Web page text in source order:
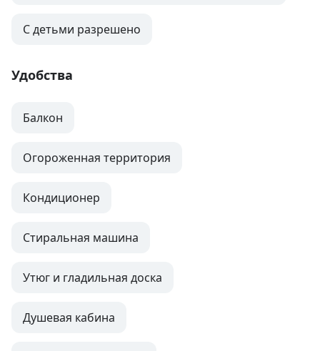
С детьми разрешено
Удобства
Балкон
Огороженная территория
Кондиционер
Стиральная машина
Утюг и гладильная доска
Душевая кабина